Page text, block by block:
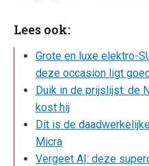
Lees ook:
Grote en luxe elektro-
deze occasion ligt
Duik in de prijslijst: de
kost hij
Dit is de
Micra
Vergeet AI: deze